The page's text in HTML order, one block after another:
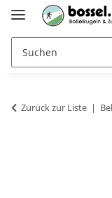
Zurück zur Liste